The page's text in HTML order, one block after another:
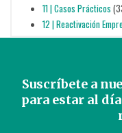
11 | Casos Prácticos
12 | Reactivación
Suscríbete a
para estar al